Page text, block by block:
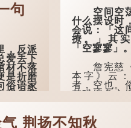
句
反派
爱丢下
材不落
是折磨
俗语家
背后藏
呢？
不落
空间空荡
什么摆设时
会说：「这
撩。」其
「空寥寥」。
詹宪慈《
本字》云
者，空也。
若醋馏鱼之
《说文》注
荆扬不知秋